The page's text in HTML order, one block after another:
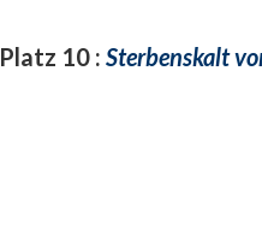
Platz 10 : Sterbenskalt